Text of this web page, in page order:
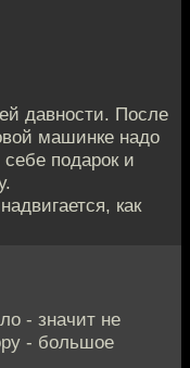
давности. После
машинке надо
подарок и
как
- значит не
- большое